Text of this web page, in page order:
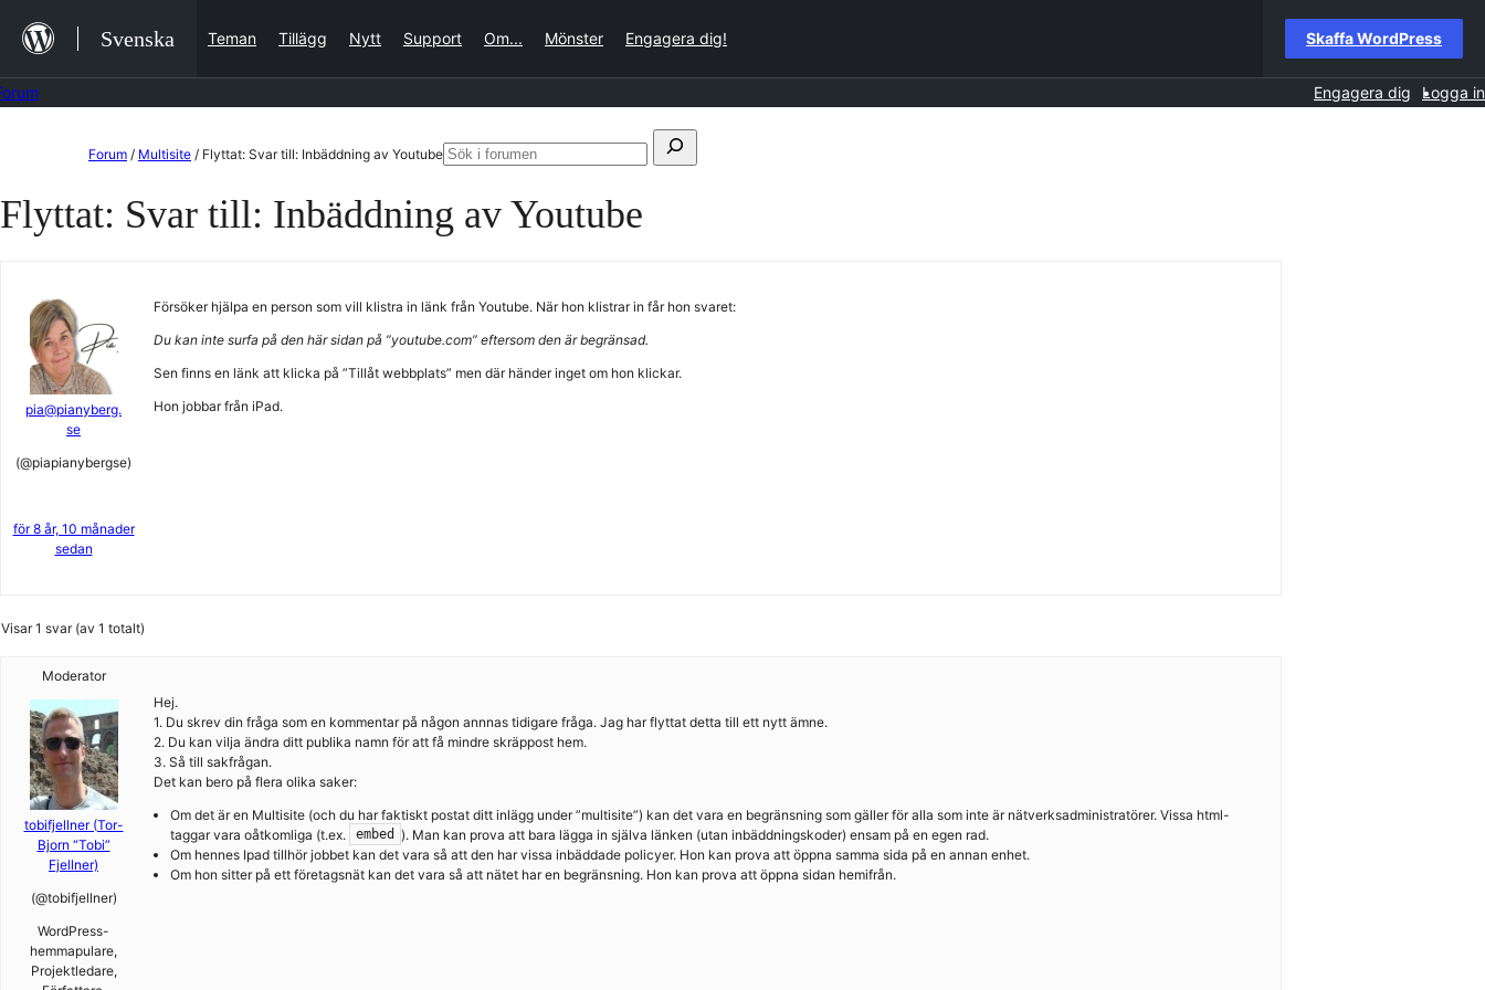
innehåll
Svenska Teman Tillägg Nytt Support Om... Mönster Engagera dig! Skaffa WordPress
Engagera dig Logga in
innehållet
Forum / Multisite / Flyttat: Svar till: Inbäddning av YoutubeSök
Sök
Flyttat: Svar till: Inbäddning av Youtube
pia@pianyberg.
se
(@piapianybergse)
för 8 år, 10 månader
sedan
Försöker hjälpa en person som vill klistra in länk från Youtube. När hon klistrar in får hon svaret:
Du kan inte surfa på den här sidan på ”youtube.com” eftersom den är begränsad.
Sen finns en länk att klicka på ”Tillåt webbplats” men där händer inget om hon klickar.
Hon jobbar från iPad.
Visar 1 svar (av 1 totalt)
Moderator
tobifjellner (Tor-
Bjorn “Tobi”
Fjellner)
(@tobifjellner)
WordPress-
hemmapulare,
Projektledare,
Hej.
1. Du skrev din fråga som en kommentar på någon annnas tidigare fråga. Jag har flyttat detta till ett nytt ämne.
2. Du kan vilja ändra ditt publika namn för att få mindre skräppost hem.
3. Så till sakfrågan.
Det kan bero på flera olika saker:
Om det är en Multisite (och du har faktiskt postat ditt inlägg under ”multisite”) kan det vara en begränsning som gäller för alla som inte är nätverksadministratörer. Vissa html-
taggar vara oåtkomliga (t.ex.
embed ). Man kan prova att bara lägga in själva länken (utan inbäddningskoder) ensam på en egen rad.
Om hennes Ipad tillhör jobbet kan det vara så att den har vissa inbäddade policyer. Hon kan prova att öppna samma sida på en annan enhet.
Om hon sitter på ett företagsnät kan det vara så att nätet har en begränsning. Hon kan prova att öppna sidan hemifrån.